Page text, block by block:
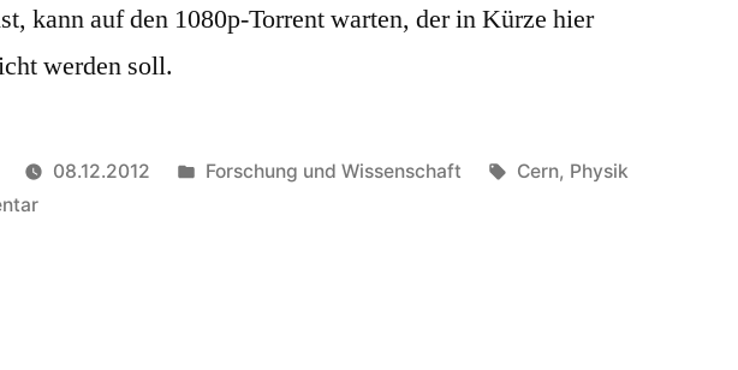
kann auf den 1080p-Torrent warten, der in Kürze hier
werden soll.
08.12.2012
Veröffentlicht
Forschung und Wissenschaft Schlagwörter:
Cern, Physik
zu